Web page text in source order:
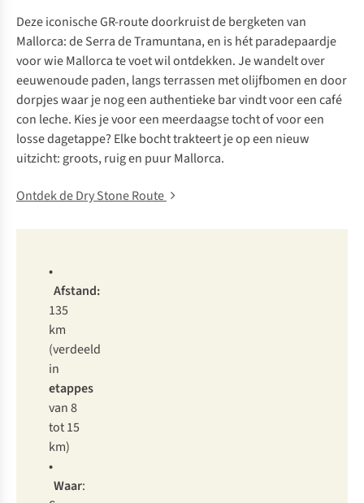
Deze iconische GR-route doorkruist de bergketen van
Mallorca: de Serra de Tramuntana, en is hét paradepaardje
voor wie Mallorca te voet wil ontdekken. Je wandelt over
eeuwenoude paden, langs terrassen met olijfbomen en door
dorpjes waar je nog een authentieke bar vindt voor eencafé
con leche. Kies je voor een meerdaagse tocht of voor een
losse dagetappe? Elke bocht trakteert je op een nieuw
uitzicht: groots, ruig en puur Mallorca.
Ontdek de Dry Stone Route
•
Afstand:
135
km
(verdeeld
in
etappes
van 8
tot 15
km)
•
Waar: